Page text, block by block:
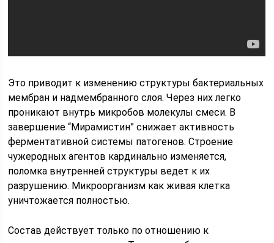
Это приводит к изменению структуры бактериальных
мембран и надмембранного слоя. Через них легко
проникают внутрь микробов молекулы смеси. В
завершение “Мирамистин” снижает активность
ферментативной системы патогенов. Строение
чужеродных агентов кардинально изменяется,
поломка внутренней структуры ведет к их
разрушению. Микроорганизм как живая клетка
уничтожается полностью.
Состав действует только по отношению к